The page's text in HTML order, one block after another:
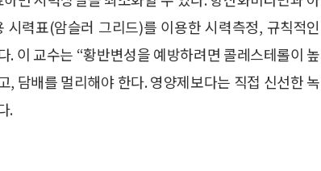
력표(암슬러 그리드)를 이용한 시력측정, 규칙적인
이 교수는 “황반변성을 예방하려면 콜레스테롤이 높
담배를 멀리해야 한다. 영양제보다는 직접 신선한 녹
.